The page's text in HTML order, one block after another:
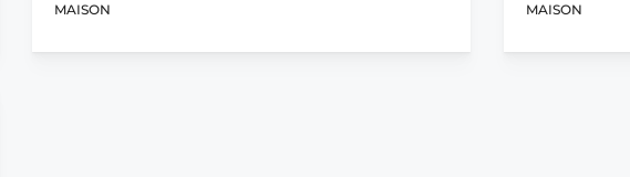
MAISON MAISON